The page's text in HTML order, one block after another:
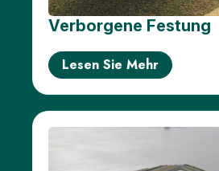
Verborgene Festung
Lesen Sie Mehr